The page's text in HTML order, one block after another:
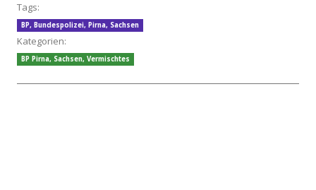
Tags:
BP, Bundespolizei, Pirna, Sachsen
Kategorien:
BP Pirna, Sachsen, Vermischtes